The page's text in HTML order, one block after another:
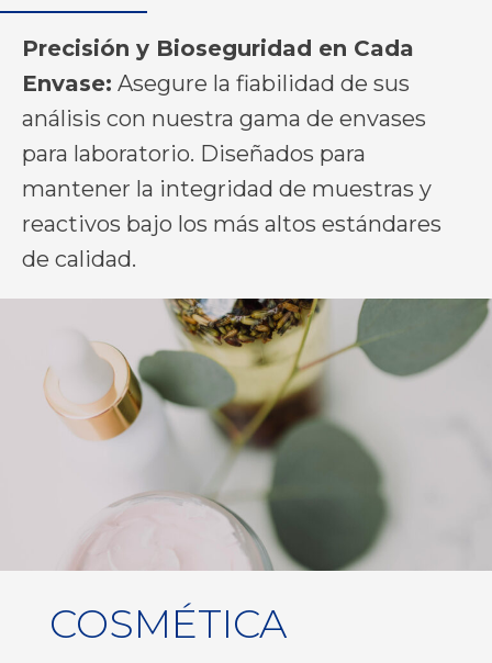
Precisión y Bioseguridad en Cada
Envase: Asegure la fiabilidad de sus
análisis con nuestra gama de envases
para laboratorio. Diseñados para
mantener la integridad de muestras y
reactivos bajo los más altos estándares
de calidad.
COSMÉTICA